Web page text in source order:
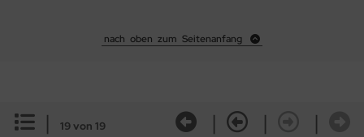
nach oben zum Seitenanfang
| 19 von 19 | | |